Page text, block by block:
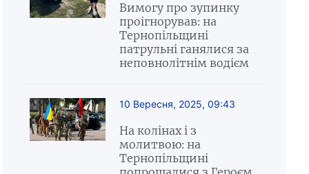
Вимогу про зупинку
проігнорував: на
Тернопільщині
патрульні ганялися за
неповнолітнім водієм
10 Вересня, 2025, 09:43
На колінах і з
молитвою: на
Тернопільщині